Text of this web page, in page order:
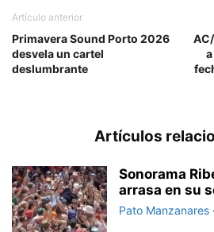
Artículo anterior
Primavera Sound Porto 2026
desvela un cartel
deslumbrante
Artículos
Sonorama
arrasa en su
Pato Manzanares